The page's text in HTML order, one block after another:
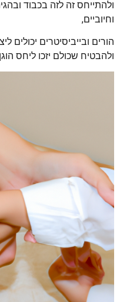
ולהתייחס זה לזה בכבוד
וחיוביים,
הורים ובייביסיטרים יכולים
ולהבטיח שכולם יזכו ליחס